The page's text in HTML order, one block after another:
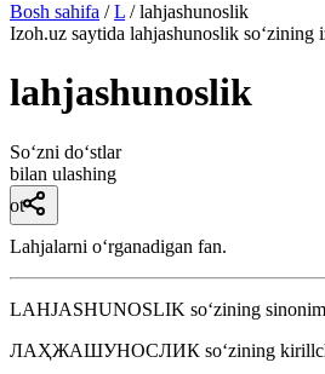
Bosh sahifa / L / lahjashunoslik
Izoh.uz saytida lahjashunoslik so‘zining
lahjashunoslik
So‘zni do‘stlar
bilan ulashing
ot
Lahjalarni oʻrganadigan fan.
LAHJASHUNOSLIK so‘zining
ЛАҲЖАШУНОСЛИК so‘zining